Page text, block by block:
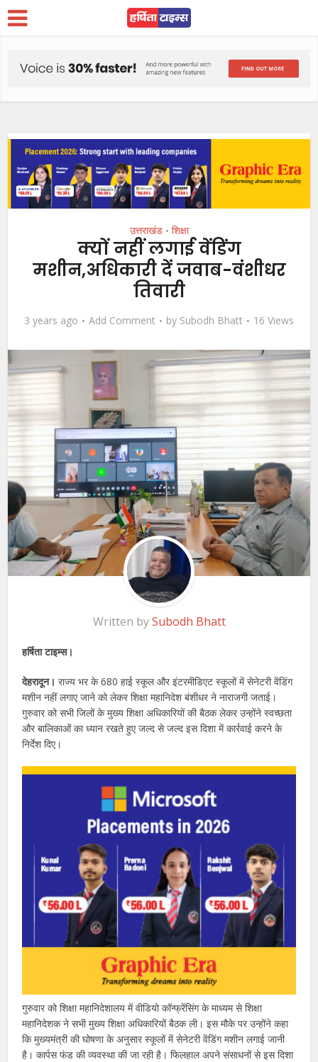
उत्तराखंड • शिक्षा
क्यों नहीं लगाई वेंडिंग
मशीन,अधिकारी दें जवाब-वंशीधर
तिवारी
3 years ago Add Comment by Subodh Bhatt 16 Views
Written bySubodh Bhatt
हर्षिता टाइम्स।
देहरादून। राज्य भर के 680 हाई स्कूल और इंटरमीडिएट स्कूलों में सेनेटरी वेंडिंग
मशीन नहीं लगाए जाने को लेकर शिक्षा महानिदेश बंशीधर ने नाराजगी जताई।
गुरुवार को सभी जिलों के मुख्य शिक्षा अधिकारियों की बैठक लेकर उन्होंने स्वच्छता
और बालिकाओं का ध्यान रखते हुए जल्द से जल्द इस दिशा में कार्रवाई करने के
निर्देश दिए।
गुरुवार को शिक्षा महानिदेशालय में वीडियो कॉन्फ्रेंसिंग के माध्यम से शिक्षा
महानिदेशक ने सभी मुख्य शिक्षा अधिकारियों बैठक ली। इस मौके पर उन्होंने कहा
कि मुख्यमंत्री की घोषणा के अनुसार स्कूलों में सेनेटरी वेंडिंग मशीन लगाई जानी
है। कार्पस फंड की व्यवस्था की जा रही है। फिलहाल अपने संसाधनों से इस दिशा